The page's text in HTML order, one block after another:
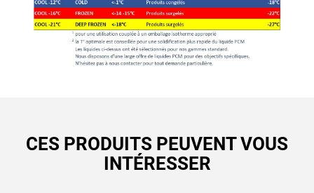
CES PRODUITS PEUVENT VOUS
INTÉRESSER